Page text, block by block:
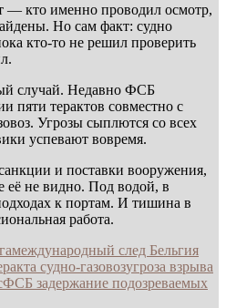
кто именно проводил осмотр,
Но сам факт: судно
кто-то не решил проверить
случай. Недавно ФСБ
пяти терактов совместно с
Угрозы сыплются со всех
успевают вовремя.
и поставки вооружения,
её не видно. Под водой, в
к портам. И тишина в
работа.
международный след Бельгия
судно-газовозугроза взрыва
ФСБ задержание подозреваемых